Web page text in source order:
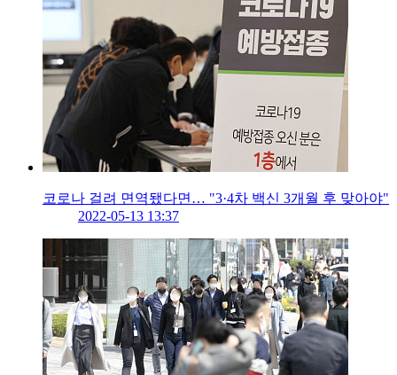
코로나 걸려 면역됐다면… "3·4차 백신 3개월 후 맞아야"
2022-05-13 13:37